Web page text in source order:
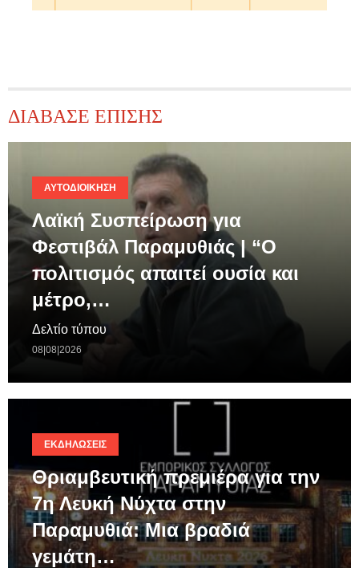
ΔΙΑΒΑΣΕ ΕΠΙΣΗΣ
ΑΥΤΟΔΙΟΊΚΗΣΗ
Λαϊκή Συσπείρωση για
Φεστιβάλ Παραμυθιάς | “Ο
πολιτισμός απαιτεί ουσία και
μέτρο,…
Δελτίο τύπου
08|08|2026
ΕΚΔΗΛΏΣΕΙΣ
Θριαμβευτική πρεμιέρα για την
7η Λευκή Νύχτα στην
Παραμυθιά: Μια βραδιά
γεμάτη…